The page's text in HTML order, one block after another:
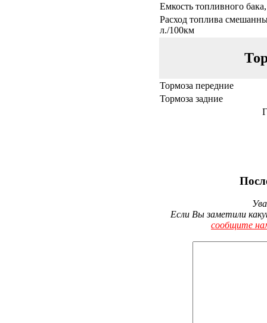
Емкость топливного
Расход топлива
л./100км
Тормоза передние
Тормоза задние
Если Вы заметили
сообщите